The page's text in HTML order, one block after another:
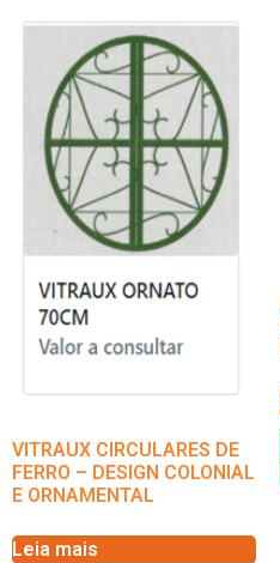
VITRAUX CIRCULARES DE
FERRO – DESIGN COLONIAL
E ORNAMENTAL
Leia mais